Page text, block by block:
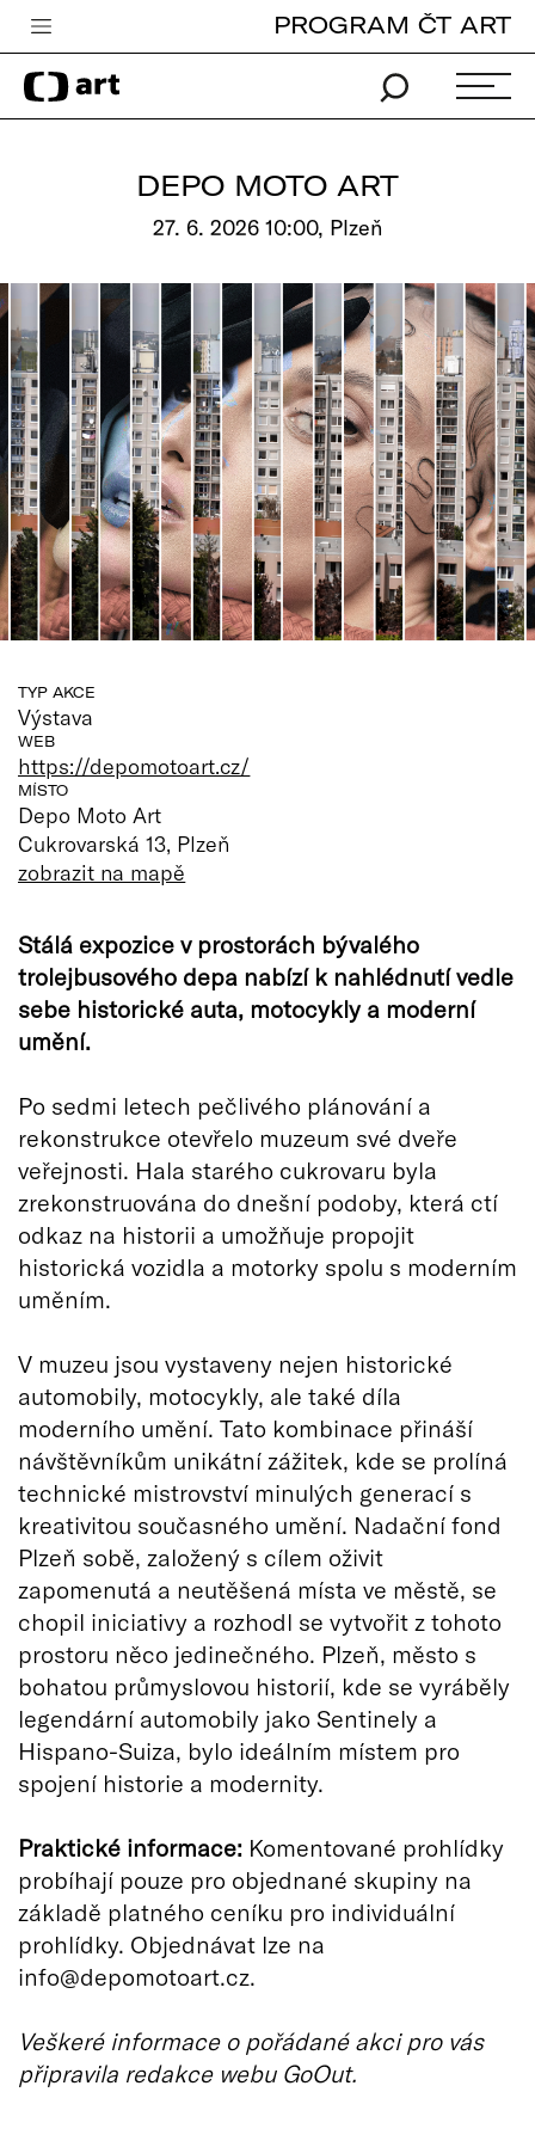
Česká televize
Zpravodajství
Pro děti
edu
Vše o ČT
PROGRAM ČT ART
DEPO MOTO ART
27. 6. 2026 10:00, Plzeň
TYP AKCE
Výstava
WEB
https://depomotoart.cz/
MÍSTO
Depo Moto Art
Cukrovarská 13, Plzeň
zobrazit na mapě
Stálá expozice v prostorách bývalého
trolejbusového depa nabízí k nahlédnutí vedle
sebe historické auta, motocykly a moderní
umění.
Po sedmi letech pečlivého plánování a
rekonstrukce otevřelo muzeum své dveře
veřejnosti. Hala starého cukrovaru byla
zrekonstruována do dnešní podoby, která ctí
odkaz na historii a umožňuje propojit
historická vozidla a motorky spolu s moderním
uměním.
V muzeu jsou vystaveny nejen historické
automobily, motocykly, ale také díla
moderního umění. Tato kombinace přináší
návštěvníkům unikátní zážitek, kde se prolíná
technické mistrovství minulých generací s
kreativitou současného umění. Nadační fond
Plzeň sobě, založený s cílem oživit
zapomenutá a neutěšená místa ve městě, se
chopil iniciativy a rozhodl se vytvořit z tohoto
prostoru něco jedinečného. Plzeň, město s
bohatou průmyslovou historií, kde se vyráběly
legendární automobily jako Sentinely a
Hispano-Suiza, bylo ideálním místem pro
spojení historie a modernity.
Praktické informace: Komentované prohlídky
probíhají pouze pro objednané skupiny na
základě platného ceníku pro individuální
prohlídky. Objednávat lze na
info@depomotoart.cz.
Veškeré informace o pořádané akci pro vás
připravila redakce webu GoOut.